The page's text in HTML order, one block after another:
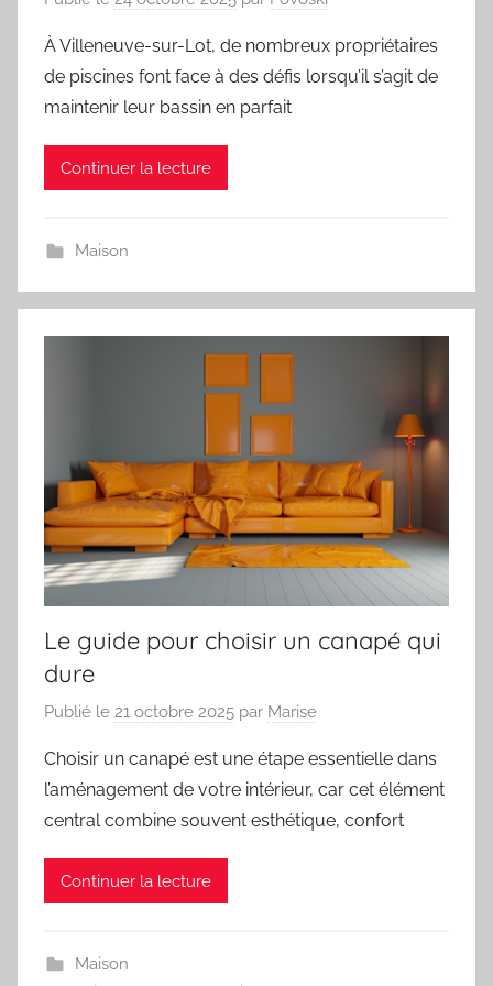
À Villeneuve-sur-Lot, de nombreux propriétaires
de piscines font face à des défis lorsqu’il s’agit de
maintenir leur bassin en parfait
Continuer la lecture
Maison
Le guide pour choisir un canapé qui
dure
Publié le 21 octobre 2025 par Marise
Choisir un canapé est une étape essentielle dans
l’aménagement de votre intérieur, car cet élément
central combine souvent esthétique, confort
Continuer la lecture
Maison